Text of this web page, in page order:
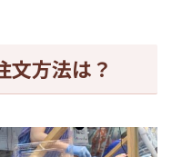
文方法は？